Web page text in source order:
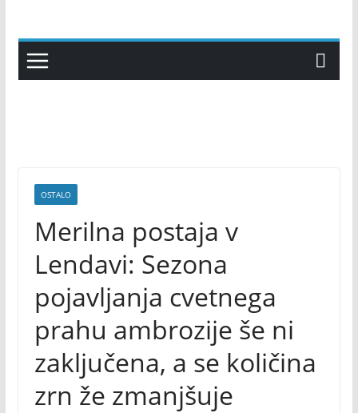
content
OSTALO
Merilna postaja v
Lendavi: Sezona
pojavljanja cvetnega
prahu ambrozije še ni
zaključena, a se količina
zrn že zmanjšuje